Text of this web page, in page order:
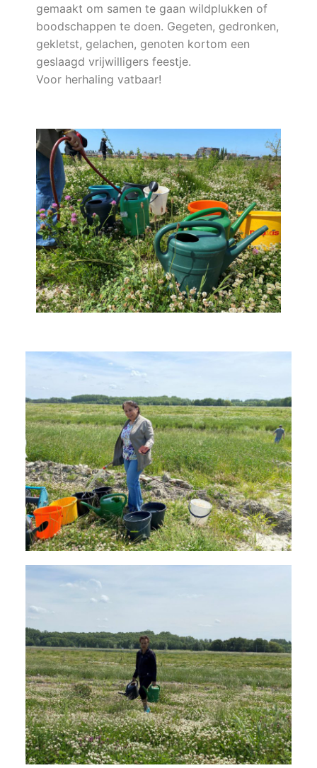
gemaakt om samen te gaan wildplukken of
boodschappen te doen. Gegeten, gedronken,
gekletst, gelachen, genoten kortom een
geslaagd vrijwilligers feestje.
Voor herhaling vatbaar!